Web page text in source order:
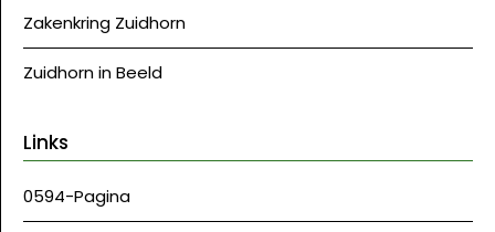
Zakenkring Zuidhorn
Zuidhorn in Beeld
Links
0594-Pagina